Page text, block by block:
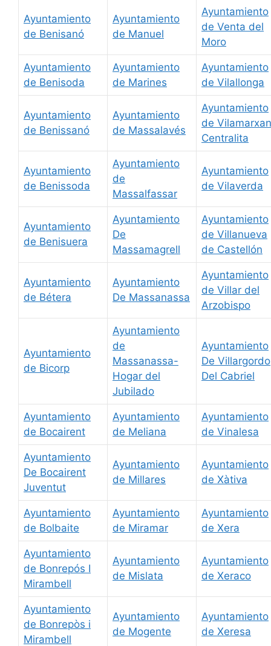
Ayuntamiento
de Benisanó
Ayuntamiento
de Manuel
Ayuntamiento
de Venta del
Moro
Ayuntamiento
de Benisoda
Ayuntamiento
de Marines
Ayuntamiento
de Vilallonga
Ayuntamiento
de Benissanó
Ayuntamiento
de Massalavés
Ayuntamiento
de
Centralita
Ayuntamiento
de Benissoda
Ayuntamiento
de
Massalfassar
Ayuntamiento
de Vilaverda
Ayuntamiento
de Benisuera
Ayuntamiento
De
Massamagrell
Ayuntamiento
de Villanueva
de Castellón
Ayuntamiento
de Bétera
Ayuntamiento
De Massanassa
Ayuntamiento
de Villar del
Arzobispo
Ayuntamiento
de Bicorp
Ayuntamiento
de
Massanassa-
Hogar del
Jubilado
Ayuntamiento
De Villargordo
Del Cabriel
Ayuntamiento
de Bocairent
Ayuntamiento
de Meliana
Ayuntamiento
de Vinalesa
Ayuntamiento
De Bocairent
Juventut
Ayuntamiento
de Millares
Ayuntamiento
de Xàtiva
Ayuntamiento
de Bolbaite
Ayuntamiento
de Miramar
Ayuntamiento
de Xera
Ayuntamiento
de Bonrepós I
Mirambell
Ayuntamiento
de Mislata
Ayuntamiento
de Xeraco
Ayuntamiento
de Bonrepòs i
Mirambell
Ayuntamiento
de Mogente
Ayuntamiento
de Xeresa